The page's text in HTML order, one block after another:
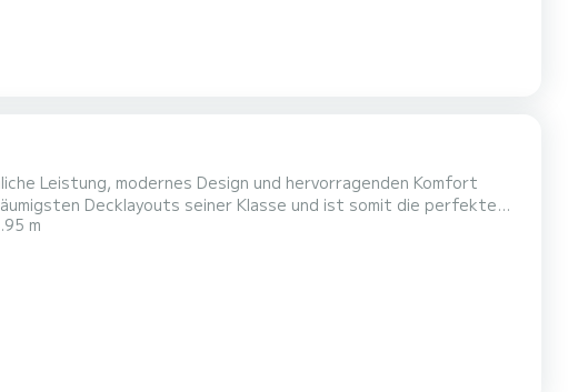
Leistung, modernes Design und hervorragenden Komfort
Decklayouts seiner Klasse und ist somit die perfekte
gestaltet mit der sportlichen
m